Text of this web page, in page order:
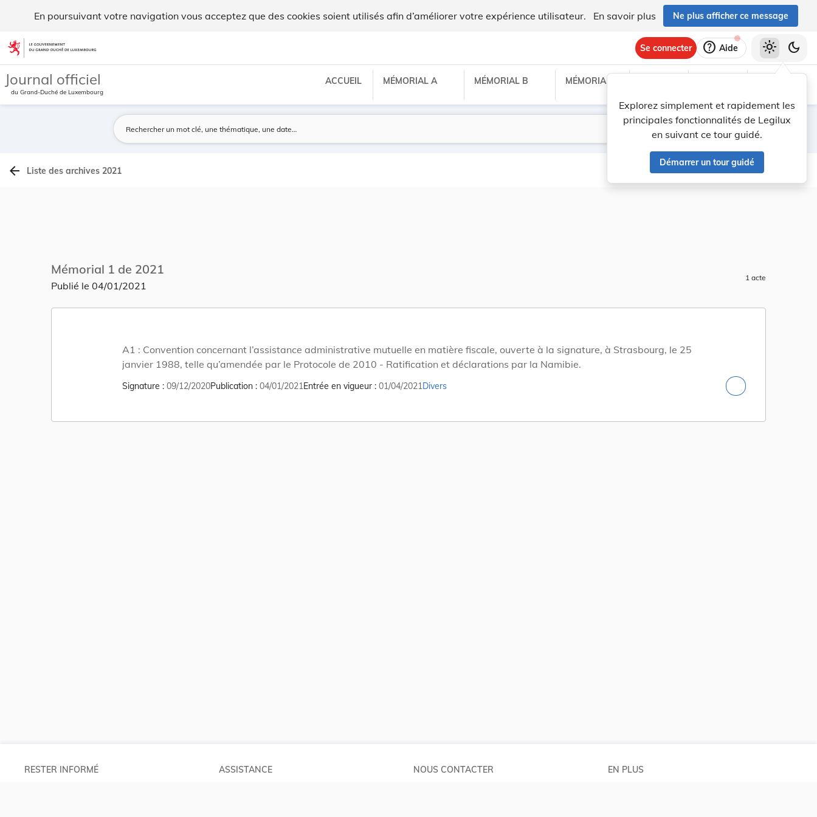
En poursuivant votre navigation vous acceptez que des cookies soient utilisés afin d’améliorer votre expérience utilisateur. En savoir plus Ne plus afficher ce message
Aller au contenu
Se connecter help Aide
Explorez simplement et rapidement les
principales fonctionnalités de Legilux
en suivant ce tour guidé.
Démarrer un tour guidé
light_mode dark_mode
Journal officiel
du Grand-Duché de Luxembourg
ACCUEIL MÉMORIAL A MÉMORIAL B MÉMORIAL C
Lancer la recherche
Filtres
arrow_back Liste des archives 2021
Mémorial 1 de 2021
Publié le 04/01/2021
1 acte
A1 : Convention concernant l’assistance administrative mutuelle en matière fiscale, ouverte à la signature, à Strasbourg, le 25
janvier 1988, telle qu’amendée par le Protocole de 2010 - Ratification et déclarations par la Namibie.
Signature 09/12/2020Publication 04/01/2021Entrée en vigueur 01/04/2021Divers
RESTER INFORMÉ ASSISTANCE NOUS CONTACTER EN PLUS